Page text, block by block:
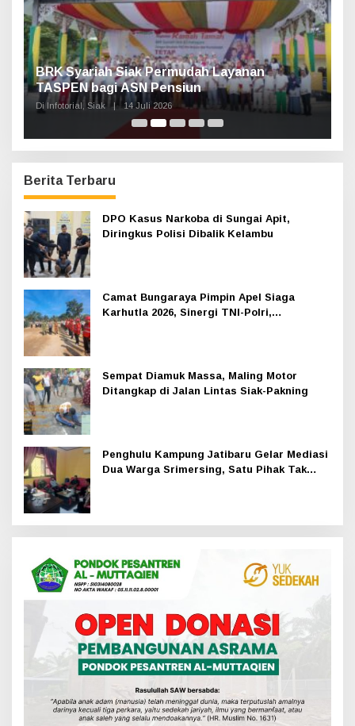
Haul Sultan Siak ke-60 Digelar, Bupati Afni
Ajak Masyarakat Lestarikan Sejarah
Kesultanan
Di Infotorial, Siak | 12 Juli 2026
Berita Terbaru
DPO Kasus Narkoba di Sungai Apit,
Diringkus Polisi Dibalik Kelambu
Camat Bungaraya Pimpin Apel Siaga
Karhutla 2026, Sinergi TNI-Polri,
Sempat Diamuk Massa, Maling Motor
Ditangkap di Jalan Lintas Siak-Pakning
Penghulu Kampung Jatibaru Gelar Mediasi
Dua Warga Srimersing, Satu Pihak Tak